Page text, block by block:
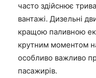
часто здійснює
вантажі. Дизельні
кращою паливною
крутним моментом
особливо важливо
пасажирів.